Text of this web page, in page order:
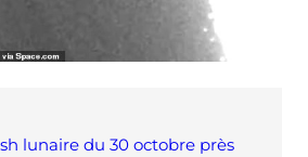
lunaire du 30 octobre près